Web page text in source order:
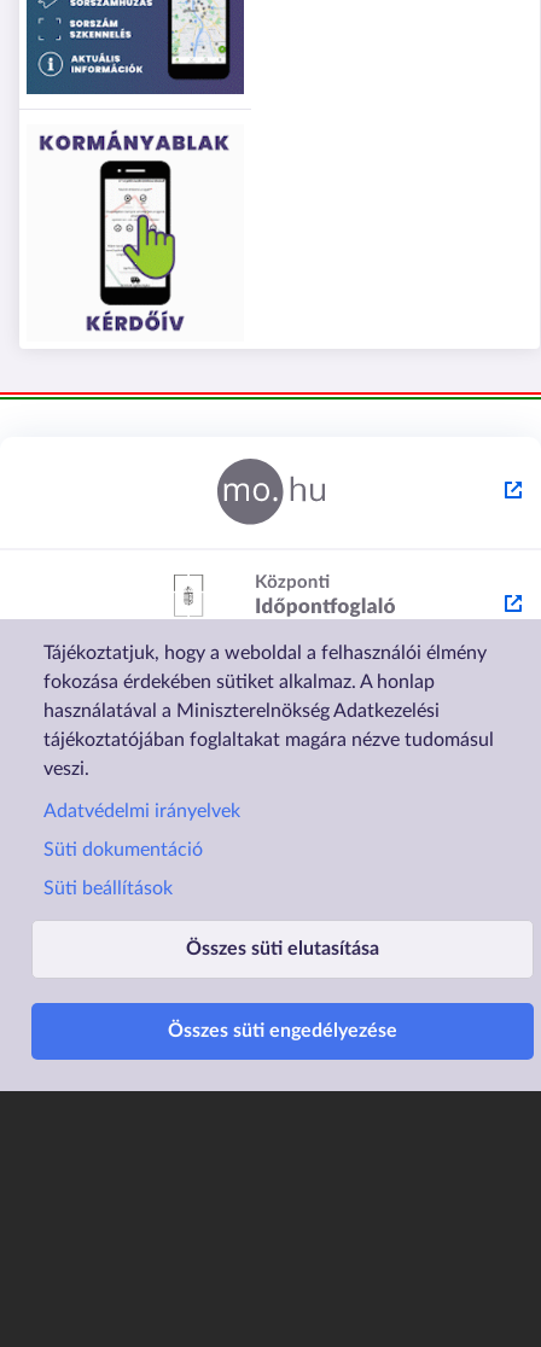
Tájékoztatjuk, hogy a weboldal a felhasználói élmény
fokozása érdekében sütiket alkalmaz. A honlap
használatával a Miniszterelnökség Adatkezelési
tájékoztatójában foglaltakat magára nézve tudomásul
veszi.
Adatvédelmi irányelvek
Süti dokumentáció
Süti beállítások
Összes süti elutasítása
Összes süti engedélyezése
Adatvédelem
Lábléc2
Családtámogatások
Elektronikus ügyintézés